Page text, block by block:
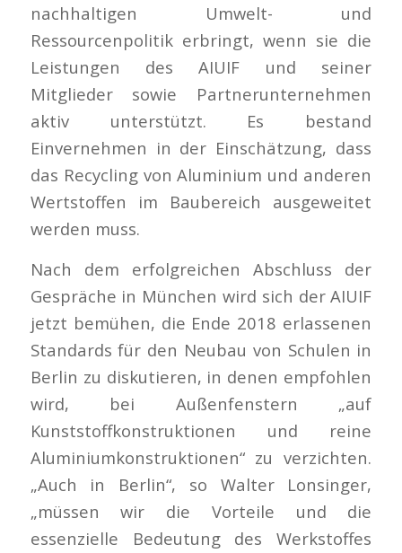
nachhaltigen Umwelt- und
Ressourcenpolitik erbringt, wenn sie die
Leistungen des AIUIF und seiner
Mitglieder sowie Partnerunternehmen
aktiv unterstützt. Es bestand
Einvernehmen in der Einschätzung, dass
das Recycling von Aluminium und anderen
Wertstoffen im Baubereich ausgeweitet
werden muss.
Nach dem erfolgreichen Abschluss der
Gespräche in München wird sich der AIUIF
jetzt bemühen, die Ende 2018 erlassenen
Standards für den Neubau von Schulen in
Berlin zu diskutieren, in denen empfohlen
wird, bei Außenfenstern „auf
Kunststoffkonstruktionen und reine
Aluminiumkonstruktionen“ zu verzichten.
„Auch in Berlin“, so Walter Lonsinger,
„müssen wir die Vorteile und die
essenzielle Bedeutung des Werkstoffes